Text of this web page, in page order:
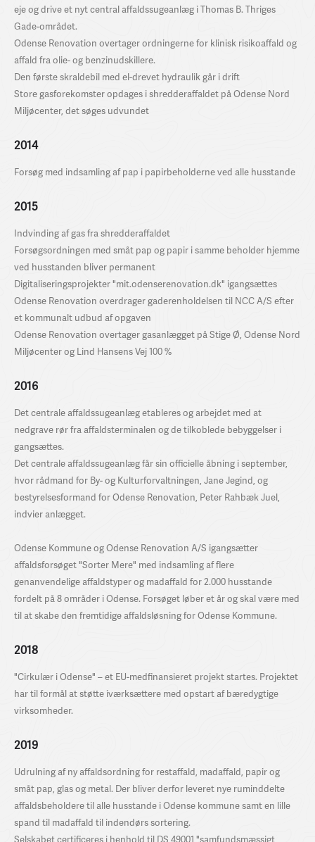
eje og drive et nyt central affaldssugeanlæg i Thomas B. Thriges
Gade-området.
Odense Renovation overtager ordningerne for klinisk risikoaffald og
affald fra olie- og benzinudskillere.
Den første skraldebil med el-drevet hydraulik går i drift
Store gasforekomster opdages i shredderaffaldet på Odense Nord
Miljøcenter, det søges udvundet
2014
Forsøg med indsamling af pap i papirbeholderne ved alle husstande
2015
Indvinding af gas fra shredderaffaldet
Forsøgsordningen med småt pap og papir i samme beholder hjemme
ved husstanden bliver permanent
Digitaliseringsprojekter "mit.odenserenovation.dk" igangsættes
Odense Renovation overdrager gaderenholdelsen til NCC A/S efter
et kommunalt udbud af opgaven
Odense Renovation overtager gasanlægget på Stige Ø, Odense Nord
Miljøcenter og Lind Hansens Vej 100 %
2016
Det centrale affaldssugeanlæg etableres og arbejdet med at
nedgrave rør fra affaldsterminalen og de tilkoblede bebyggelser i
gangsættes.
Det centrale affaldssugeanlæg får sin officielle åbning i september,
hvor rådmand for By- og Kulturforvaltningen, Jane Jegind, og
bestyrelsesformand for Odense Renovation, Peter Rahbæk Juel,
indvier anlægget.
Odense Kommune og Odense Renovation A/S igangsætter
affaldsforsøget "Sorter Mere" med indsamling af flere
genanvendelige affaldstyper og madaffald for 2.000 husstande
fordelt på 8 områder i Odense. Forsøget løber et år og skal være med
til at skabe den fremtidige affaldsløsning for Odense Kommune.
2018
"Cirkulær i Odense" – et EU-medfinansieret projekt startes. Projektet
har til formål at støtte iværksættere med opstart af bæredygtige
virksomheder.
2019
Udrulning af ny affaldsordning for restaffald, madaffald, papir og
småt pap, glas og metal. Der bliver derfor leveret nye ruminddelte
affaldsbeholdere til alle husstande i Odense kommune samt en lille
spand til madaffald til indendørs sortering.
Selskabet certificeres i henhold til DS 49001 "samfundsmæssigt